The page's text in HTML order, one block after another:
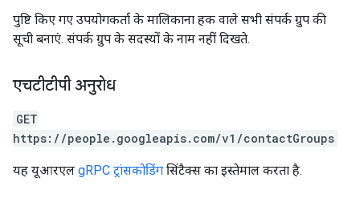
पुष्टि किए गए उपयोगकर्ता के मालिकाना हक वाले सभी संपर्क ग्रुप की
सूची बनाएं. संपर्क ग्रुप के सदस्यों के नाम नहीं दिखते.
एचटीटीपी अनुरोध
GET
https://people.googleapis.com/v1/contactGroups
यह यूआरएल gRPC ट्रांसकोडिंग सिंटैक्स का इस्तेमाल करता है.